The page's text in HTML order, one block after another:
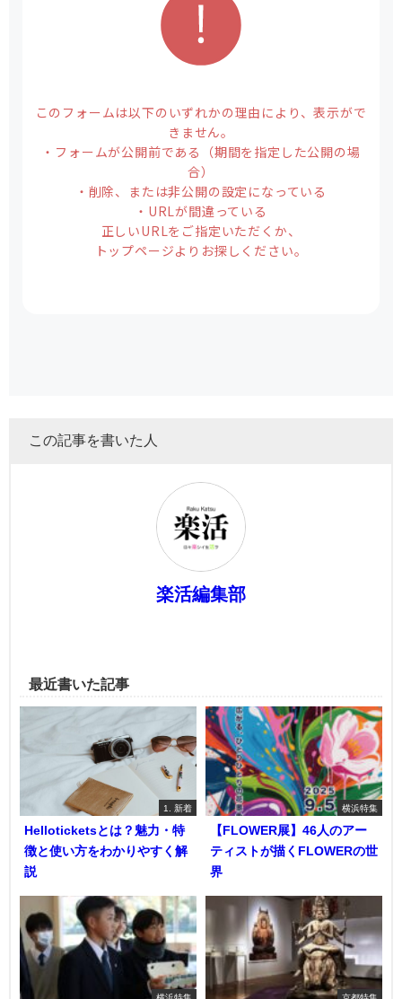
この記事を書いた人
楽活編集部
最近書いた記事
1. 新着
Helloticketsとは？魅力・特
徴と使い方をわかりやすく解
説
横浜特集
【FLOWER展】46人のアー
ティストが描くFLOWERの世
界
横浜特集 京都特集